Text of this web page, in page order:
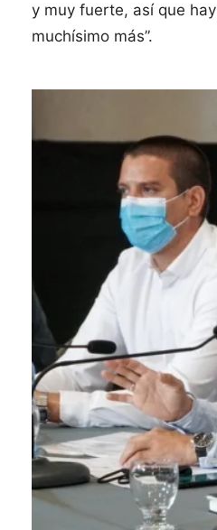
y muy fuerte, así que
muchísimo más”.